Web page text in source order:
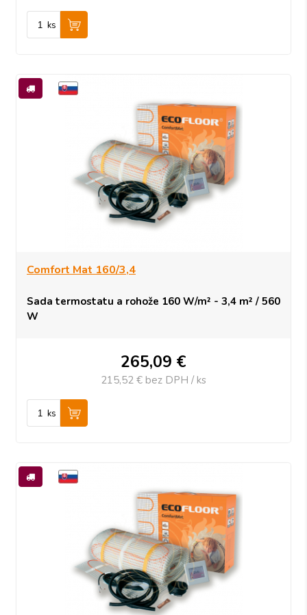
ks
Comfort Mat 160/3,4
Sada termostatu a rohože 160 W/m² - 3,4 m² / 560
W
265,09 €
215,52 € bez DPH / ks
ks